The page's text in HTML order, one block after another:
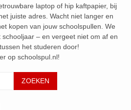
laptop of hip kaftpapier, bij
juiste adres. Wacht niet langer en
kopen van jouw schoolspullen. We
– en vergeet niet om af en
het studeren door!
op schoolspul.nl!
ZOEKEN